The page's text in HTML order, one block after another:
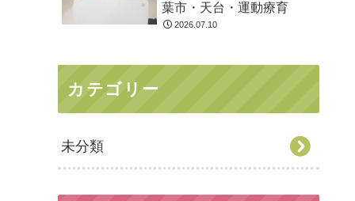
葉市・天台・運動療育
2026.07.10
カテゴリー
未分類